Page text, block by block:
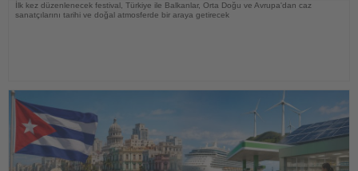
İlk kez düzenlenecek festival, Türkiye ile Balkanlar, Orta Doğu ve Avrupa'dan caz
sanatçılarını tarihi ve doğal atmosferde bir araya getirecek